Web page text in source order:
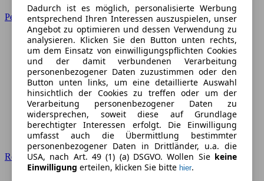
Peugeot
Renault
Dadurch ist es möglich, personalisierte Werbung
entsprechend Ihren Interessen auszuspielen, unser
Angebot zu optimieren und dessen Verwendung zu
analysieren. Klicken Sie den Button unten rechts,
um dem Einsatz von einwilligungspflichten Cookies
und der damit verbundenen Verarbeitung
personenbezogener Daten zuzustimmen oder den
Button unten links, um eine detaillierte Auswahl
hinsichtlich der Cookies zu treffen oder um der
Verarbeitung personenbezogener Daten zu
widersprechen, soweit diese auf Grundlage
berechtigter Interessen erfolgt. Die Einwilligung
umfasst auch die Übermittlung bestimmter
personenbezogener Daten in Drittländer, u.a. die
USA, nach Art. 49 (1) (a) DSGVO. Wollen Sie keine
Einwilligung erteilen, klicken Sie bitte hier.